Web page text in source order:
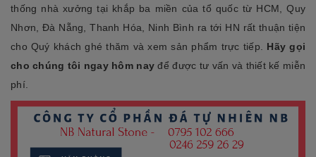
thống nhà xưởng tại khắp ba miền của tổ quốc từ HCM, Quy
Nhơn, Đà Nẵng, Thanh Hóa, Ninh Bình ra tới HN rất thuận tiện
cho Quý khách ghé thăm và xem sản phẩm trực tiếp. Hãy gọi
cho chúng tôi ngay hôm nay để được tư vấn và thiết kế miễn
phí.